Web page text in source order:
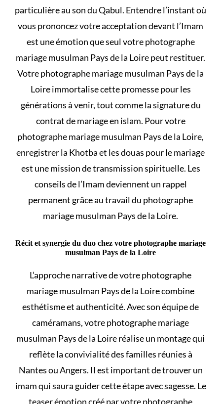
particulière au son du Qabul. Entendre l’instant où
vous prononcez votre acceptation devant l’Imam
est une émotion que seul votre photographe
mariage musulman Pays de la Loire peut restituer.
Votre photographe mariage musulman Pays de la
Loire immortalise cette promesse pour les
générations à venir, tout comme la signature du
contrat de mariage en islam. Pour votre
photographe mariage musulman Pays de la Loire,
enregistrer la Khotba et lesdouas pour le mariage
est une mission de transmission spirituelle. Les
conseils de l’Imam deviennent un rappel
permanent grâce au travail du photographe
mariage musulman Pays de la Loire.
Récit et synergie du duo chez votre photographe mariage
musulman Pays de la Loire
L’approche narrative de votre photographe
mariage musulman Pays de la Loire combine
esthétisme et authenticité. Avec son équipe de
caméramans, votre photographe mariage
musulman Pays de la Loire réalise un montage qui
reflète la convivialité des familles réunies à
Nantes ou Angers. Il est important detrouver un
imamqui saura guider cette étape avec sagesse. Le
teaser émotion créé par votre photographe